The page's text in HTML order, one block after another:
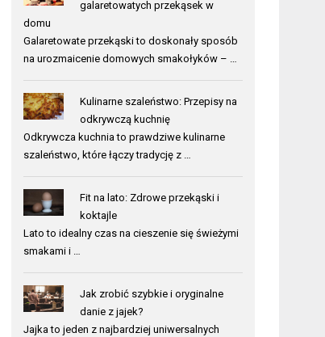
galaretowatych przekąsek w
domu
Galaretowate przekąski to doskonały sposób
na urozmaicenie domowych smakołyków – …
Kulinarne szaleństwo: Przepisy na
odkrywczą kuchnię
Odkrywcza kuchnia to prawdziwe kulinarne
szaleństwo, które łączy tradycję z …
Fit na lato: Zdrowe przekąski i
koktajle
Lato to idealny czas na cieszenie się świeżymi
smakami i …
Jak zrobić szybkie i oryginalne
danie z jajek?
Jajka to jeden z najbardziej uniwersalnych